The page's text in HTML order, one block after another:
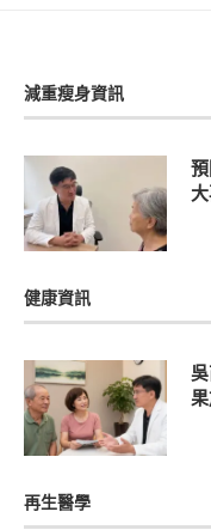
減重瘦身資訊
健康資訊
再生醫學